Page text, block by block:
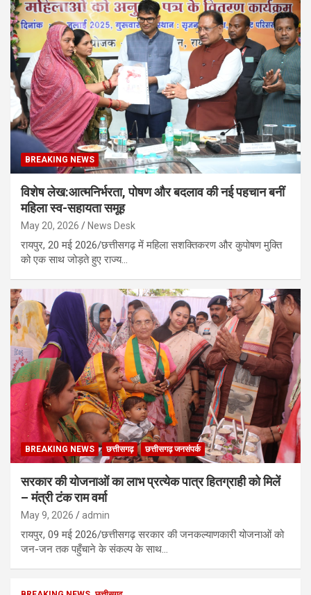
BREAKING NEWS
विशेष लेख:आत्मनिर्भरता, पोषण और बदलाव की नई पहचान बनीं
महिला स्व-सहायता समूह
May 20, 2026 News Desk
रायपुर, 20 मई 2026/छत्तीसगढ़ में महिला सशक्तिकरण और कुपोषण मुक्ति
को एक साथ जोड़ते हुए राज्य…
BREAKING NEWS छत्तीसगढ़ छत्तीसगढ़ जनसंपर्क
सरकार की योजनाओं का लाभ प्रत्येक पात्र हितग्राही को मिलें
– मंत्री टंक राम वर्मा
May 9, 2026 admin
रायपुर, 09 मई 2026/छत्तीसगढ़ सरकार की जनकल्याणकारी योजनाओं को
जन-जन तक पहुँचाने के संकल्प के साथ…